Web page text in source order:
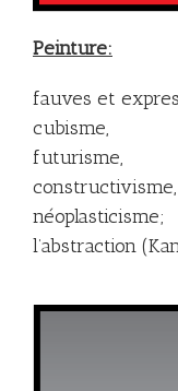
Peinture:
fauves et
cubisme,
futurisme,
constructivisme,
néoplasticisme;
l’abstraction